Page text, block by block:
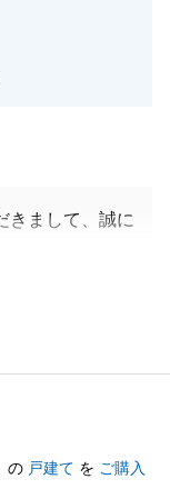
きまして、誠に
ご内見いただき
らからの無理な
に感謝しており
ーズに終える
の 戸建て を ご購入